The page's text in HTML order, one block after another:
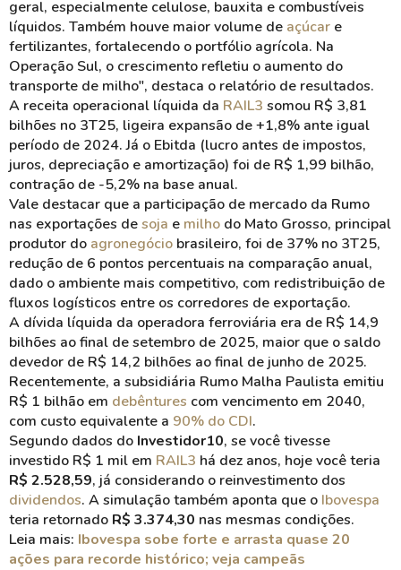
geral, especialmente celulose, bauxita e combustíveis
líquidos. Também houve maior volume de açúcar e
fertilizantes, fortalecendo o portfólio agrícola. Na
Operação Sul, o crescimento refletiu o aumento do
transporte de milho", destaca o relatório de resultados.
A receita operacional líquida da RAIL3 somou R$ 3,81
bilhões no 3T25, ligeira expansão de +1,8% ante igual
período de 2024. Já o Ebitda (lucro antes de impostos,
juros, depreciação e amortização) foi de R$ 1,99 bilhão,
contração de -5,2% na base anual.
Vale destacar que a participação de mercado da Rumo
nas exportações desoja e milho do Mato Grosso, principal
produtor do agronegócio brasileiro, foi de 37% no 3T25,
redução de 6 pontos percentuais na comparação anual,
dado o ambiente mais competitivo, com redistribuição de
fluxos logísticos entre os corredores de exportação.
A dívida líquida da operadora ferroviária era de R$ 14,9
bilhões ao final de setembro de 2025, maior que o saldo
devedor de R$ 14,2 bilhões ao final de junho de 2025.
Recentemente, a subsidiária Rumo Malha Paulista emitiu
R$ 1 bilhão em debêntures com vencimento em 2040,
com custo equivalente a 90% do CDI.
Segundo dados do Investidor10, se você tivesse
investido R$ 1 mil em RAIL3 há dez anos, hoje você teria
R$ 2.528,59, já considerando o reinvestimento dos
dividendos. A simulação também aponta que o Ibovespa
teria retornado R$ 3.374,30 nas mesmas condições.
Leia mais: Ibovespa sobe forte e arrasta quase 20
ações para recorde histórico; veja campeãs